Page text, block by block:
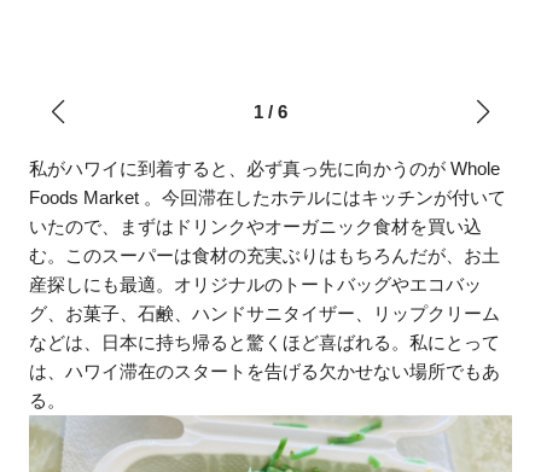
1/ 6
私がハワイに到着すると、必ず真っ先に向かうのが Whole
Foods Market 。今回滞在したホテルにはキッチンが付いて
いたので、まずはドリンクやオーガニック食材を買い込
む。このスーパーは食材の充実ぶりはもちろんだが、お土
産探しにも最適。オリジナルのトートバッグやエコバッ
グ、お菓子、石鹸、ハンドサニタイザー、リップクリーム
などは、日本に持ち帰ると驚くほど喜ばれる。私にとって
は、ハワイ滞在のスタートを告げる欠かせない場所でもあ
る。